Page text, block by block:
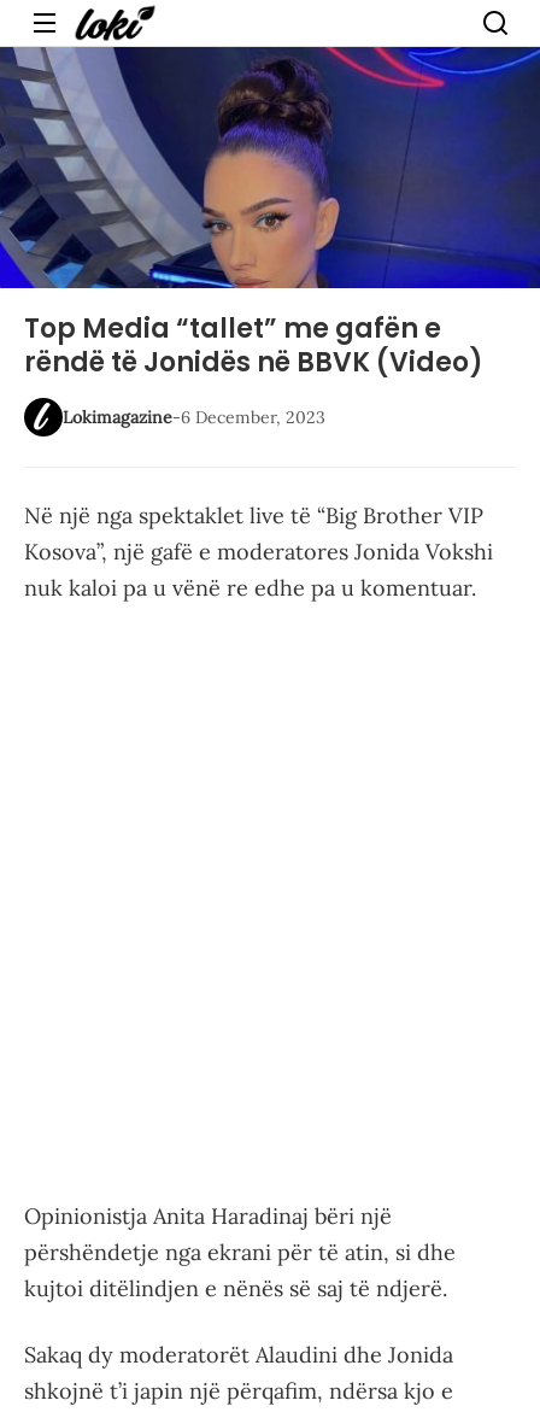
Menu
Top Media “tallet” me gafën e
rëndë të Jonidës në BBVK (Video)
Lokimagazine-6 December, 2023
Në një nga spektaklet live të “Big Brother VIP
Kosova”, një gafë e moderatores Jonida Vokshi
nuk kaloi pa u vënë re edhe pa u komentuar.
Opinionistja Anita Haradinaj bëri një
përshëndetje nga ekrani për të atin, si dhe
kujtoi ditëlindjen e nënës së saj të ndjerë.
Sakaq dy moderatorët Alaudini dhe Jonida
shkojnë t’i japin një përqafim, ndërsa kjo e